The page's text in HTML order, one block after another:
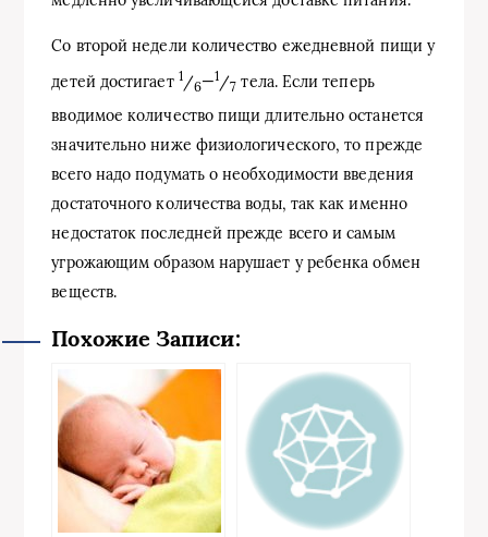
Со второй недели количество ежедневной пищи у
детей достигает 1/6—1/7 тела. Если теперь
вводимое количество пищи длительно останется
значительно ниже физиологического, то прежде
всего надо подумать о необходимости введения
достаточного количества воды, так как именно
недостаток последней прежде всего и самым
угрожающим образом нарушает у ребенка обмен
веществ.
Похожие Записи: